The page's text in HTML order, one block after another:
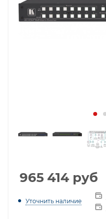
965 414 руб
Уточнить наличие